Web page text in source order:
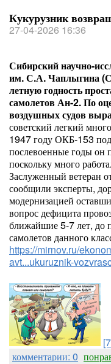
Кукурузник
27-04-2026 16:36
Сибирский научно-
им. С.А. Чаплыгина
летную годность
самолетов Ан-2. По
воздушных судов
советский легкий
1947 году ОКБ-153
послевоенные годы он
поскольку много
Заслуженный ветеран
сообщили эксперты,
модернизацией
вопрос дефицита
ближайшие 5-7 лет, до
самолетов данного
https://mirnov.ru/
avt...ukuruznik-
комментарии: 0